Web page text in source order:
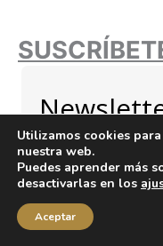
Suscríbete para
Utilizamos cookies
nuestra web.
Puedes aprender más
desactivarlas en los
Aceptar